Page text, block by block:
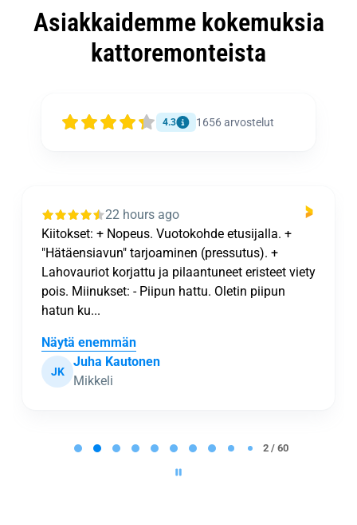
Asiakkaidemme kokemuksia
kattoremonteista
4.3 1656arvostelut
22 hours ago
Kiitokset: + Nopeus. Vuotokohde etusijalla. +
"Hätäensiavun" tarjoaminen (pressutus). +
Lahovauriot korjattu ja pilaantuneet eristeet viety
pois. Miinukset: - Piipun hattu. Oletin piipun
hatun ku...
Näytä enemmän
JK
Juha Kautonen
Mikkeli
2 / 60